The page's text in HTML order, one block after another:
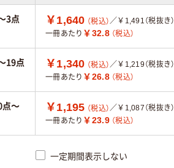
置き場所指定 利用可
／JANコード：4947269003402
資源・無包装
分別・リサイクルし
やすい設計
3点 ￥1,640 （税込）／￥1,491（税抜き）
一冊あたり ￥32.8 （税込）
19点 ￥1,340 （税込）／￥1,219（税抜き）
一冊あたり ￥26.8 （税込）
点～ ￥1,195 （税込）／￥1,087（税抜き）
一冊あたり ￥23.9 （税込）
一定期間表示しない